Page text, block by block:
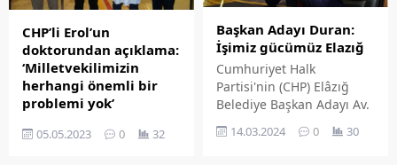
CHP’li Erol’un
doktorundan açıklama:
‘Milletvekilimizin
herhangi önemli bir
problemi yok’
Yoğun çalışmaların
ardından dün gittiği
05.05.2023 0 32
Başkan Adayı Duran:
İşimiz gücümüz Elazığ
Cumhuriyet Halk
Partisi'nin (CHP) Elâzığ
Belediye Başkan Adayı Av.
Coşkun Çağlar DURAN,
seçimlere sayılı günler
14.03.2024 0 30